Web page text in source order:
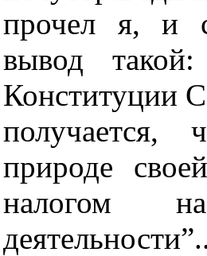
прочел я, и
вывод такой:
Конституции
природе